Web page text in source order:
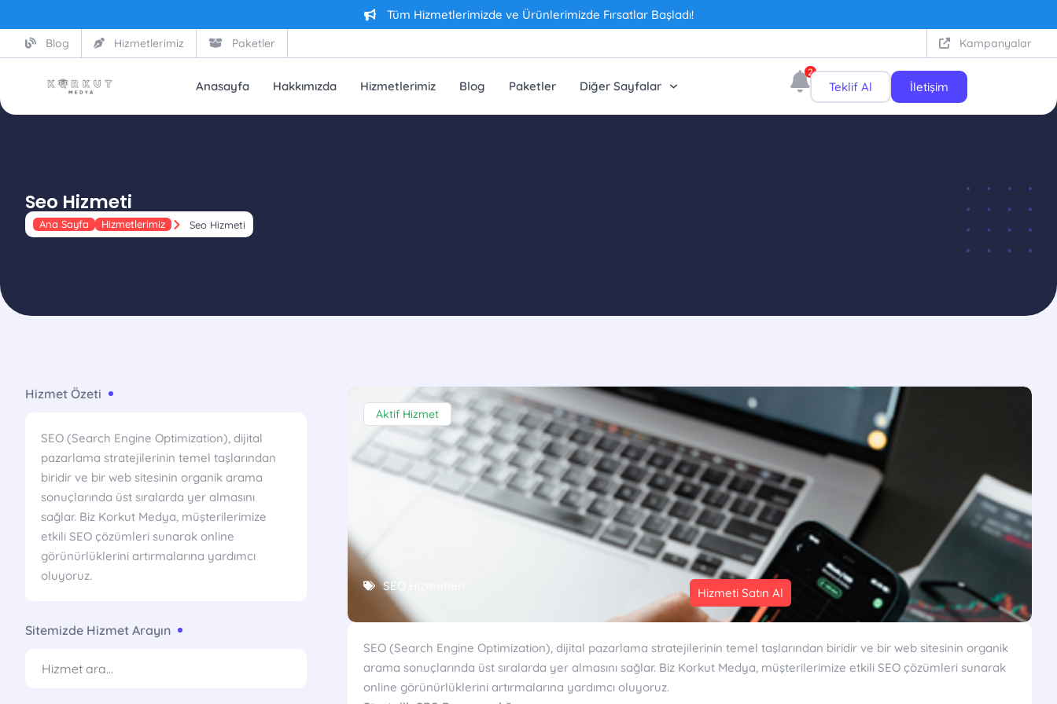
Tüm Hizmetlerimizde ve Ürünlerimizde Fırsatlar Başladı!
Blog Hizmetlerimiz Paketler Kampanyalar
Anasayfa Hakkımızda Hizmetlerimiz Blog Paketler Diğer Sayfalar
2
Teklif Al İletişim
Seo Hizmeti
Ana Sayfa Hizmetlerimiz Seo Hizmeti
Hizmet Özeti
SEO (Search Engine Optimization), dijital
pazarlama stratejilerinin temel taşlarından
biridir ve bir web sitesinin organik arama
sonuçlarında üst sıralarda yer almasını
sağlar. Biz Korkut Medya, müşterilerimize
etkili SEO çözümleri sunarak online
görünürlüklerini artırmalarına yardımcı
oluyoruz.
Sitemizde Hizmet Arayın
Aktif Hizmet
SEO Hizmetleri Hizmeti Satın Al
SEO (Search Engine Optimization), dijital pazarlama stratejilerinin temel taşlarından biridir ve bir web sitesinin organik
arama sonuçlarında üst sıralarda yer almasını sağlar. Biz Korkut Medya, müşterilerimize etkili SEO çözümleri sunarak
online görünürlüklerini artırmalarına yardımcı oluyoruz.